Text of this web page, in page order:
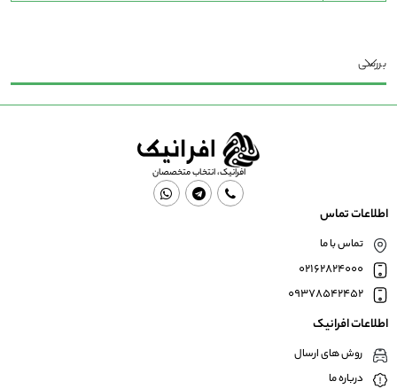
بررسی
افرانیک، انتخاب متخصصان
اطلاعات تماس
تماس با ما
02162824000
09378542452
اطلاعات افرانیک
روش های ارسال
درباره ما